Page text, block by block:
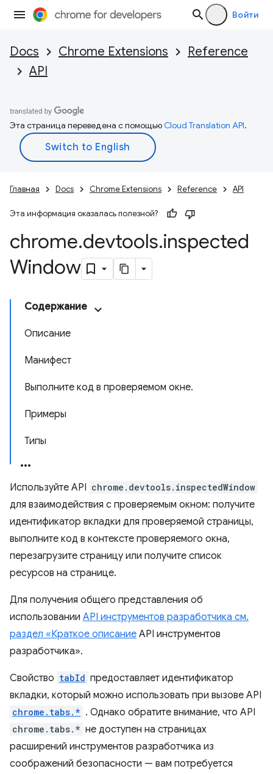
Войти
Docs Chrome Extensions
Reference
API
Эта страница переведена с помощьюCloud Translation API.
Главная Docs Chrome Extensions Reference API
Эта информация оказалась полезной?
chrome.devtools.inspected
Window
Содержание
Описание
Манифест
Выполните код в проверяемом окне.
Примеры
Типы
Используйте API chrome.devtools.inspectedWindow
для взаимодействия с проверяемым окном: получите
идентификатор вкладки для проверяемой страницы,
выполните код в контексте проверяемого окна,
перезагрузите страницу или получите список
ресурсов на странице.
Для получения общего представления об
использовании API инструментов разработчика см.
раздел «Краткое описание API инструментов
разработчика».
Свойство tabId предоставляет идентификатор
вкладки, который можно использовать при вызове API
chrome.tabs.* . Однако обратите внимание, что API
chrome.tabs.* не доступен на страницах
расширений инструментов разработчика из
соображений безопасности — вам потребуется